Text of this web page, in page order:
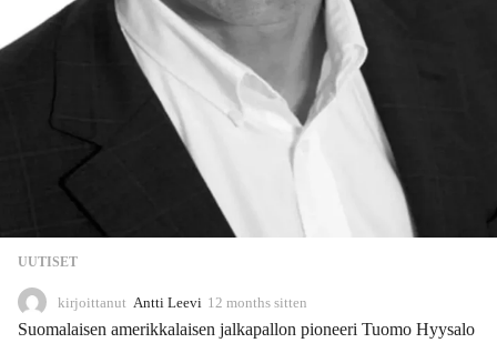
UUTISET
kirjoittanut Antti Leevi 12 months sitten
1
Suomalaisen amerikkalaisen jalkapallon pioneeri Tuomo Hyysalo